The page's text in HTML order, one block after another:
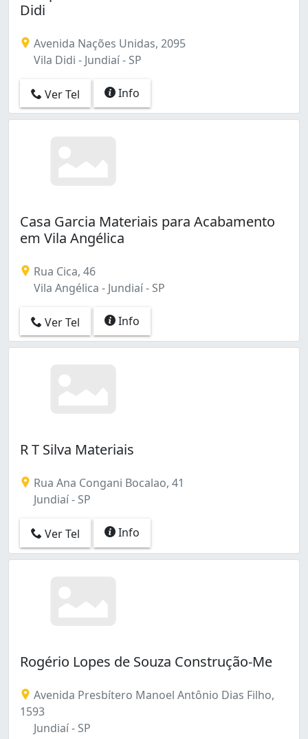
Didi
Avenida Nações Unidas, 2095
Vila Didi - Jundiaí - SP
Ver Tel Info
Casa Garcia Materiais para Acabamento
em Vila Angélica
Rua Cica, 46
Vila Angélica - Jundiaí - SP
Ver Tel Info
R T Silva Materiais
Rua Ana Congani Bocalao, 41
Jundiaí - SP
Ver Tel Info
Rogério Lopes de Souza Construção-Me
Avenida Presbítero Manoel Antônio Dias Filho,
1593
Jundiaí - SP